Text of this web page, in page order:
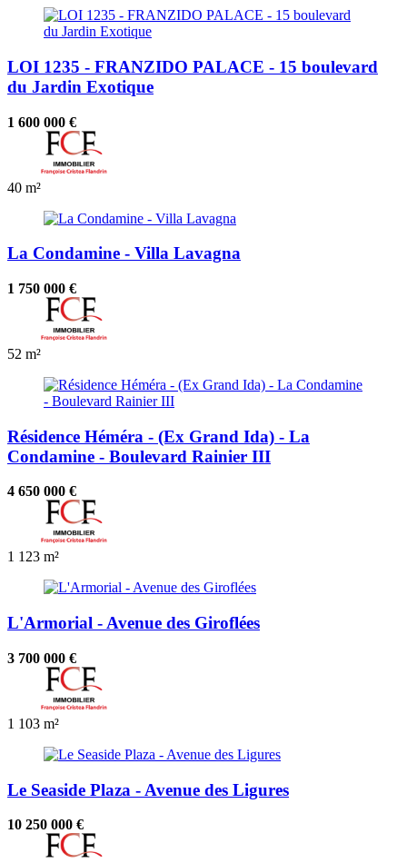
LOI 1235 - FRANZIDO PALACE - 15 boulevard
du Jardin Exotique
1 600 000 €
40 m²
La Condamine - Villa Lavagna
1 750 000 €
52 m²
Résidence Héméra - (Ex Grand Ida) - La
Condamine - Boulevard Rainier III
4 650 000 €
1 123 m²
L'Armorial - Avenue des Giroflées
3 700 000 €
1 103 m²
Le Seaside Plaza - Avenue des Ligures
10 250 000 €